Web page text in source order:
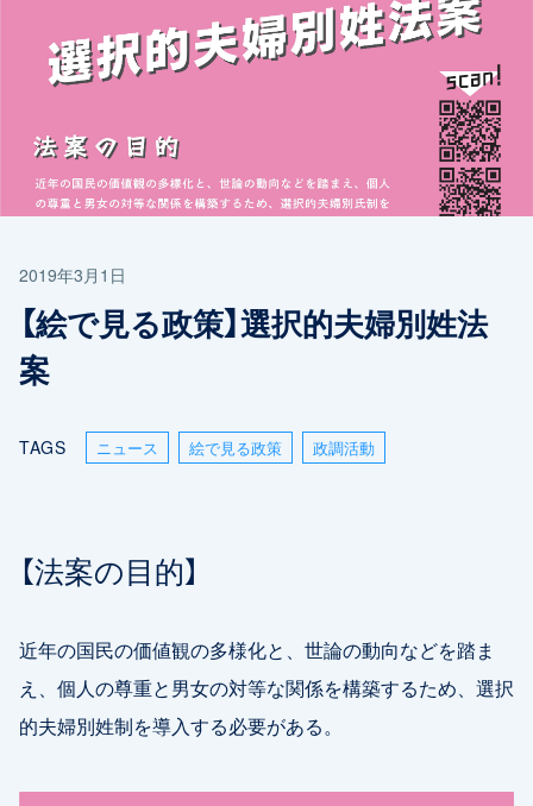
2019年3月1日
【絵で見る政策】選択的夫婦別姓法
案
TAGS ニュース 絵で見る政策 政調活動
【法案の目的】
近年の国民の価値観の多様化と、世論の動向などを踏ま
え、個人の尊重と男女の対等な関係を構築するため、選択
的夫婦別姓制を導入する必要がある。